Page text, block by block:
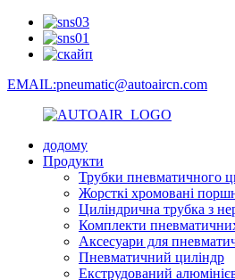
EMAIL:pneumatic@autoaircn.com
додому
Продукти
Трубки пневматичного
Жорсткі хромовані
Циліндрична трубка з
Комплекти
Аксесуари для
Пневматичний циліндр
Екструдований